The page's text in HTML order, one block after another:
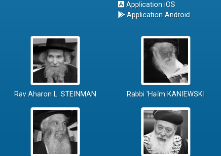
Application iOS
Application Android
Rav Aharon L. STEINMAN Rabbi 'Haïm KANIEWSKI